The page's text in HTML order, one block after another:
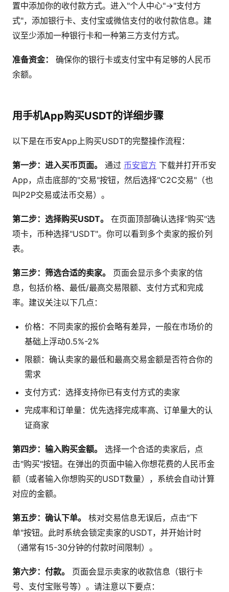
置中添加你的收付款方式。进入"个人中心"→"支付方
式"，添加银行卡、支付宝或微信支付的收付款信息。建
议至少添加一种银行卡和一种第三方支付方式。
准备资金：
确保你的银行卡或支付宝中有足够的人民币
余额。
用手机App购买USDT的详细步骤
以下是在币安App上购买USDT的完整操作流程：
第一步：进入买币页面。 通过 币安官方 下载并打开币安
App，点击底部的"交易"按钮，然后选择"C2C交易"（也
叫P2P交易或法币交易）。
第二步：选择购买USDT。
在页面顶部确认选择"购买"选
项卡，币种选择"USDT"。你可以看到多个卖家的报价列
表。
第三步：筛选合适的卖家。
页面会显示多个卖家的信
息，包括价格、最低/最高交易限额、支付方式和完成
率。建议关注以下几点：
价格：不同卖家的报价会略有差异，一般在市场价的
基础上浮动0.5%-2%
限额：确认卖家的最低和最高交易金额是否符合你的
需求
支付方式：选择支持你已有支付方式的卖家
完成率和订单量：优先选择完成率高、订单量大的认
证商家
第四步：输入购买金额。
选择一个合适的卖家后，点
击"购买"按钮。在弹出的页面中输入你想花费的人民币金
额（或者输入你想购买的USDT数量），系统会自动计算
对应的金额。
第五步：确认下单。
核对交易信息无误后，点击"下
单"按钮。此时系统会锁定卖家的USDT，并开始计时
（通常有15-30分钟的付款时间限制）。
第六步：付款。
页面会显示卖家的收款信息（银行卡
号、支付宝账号等）。请注意以下要点：